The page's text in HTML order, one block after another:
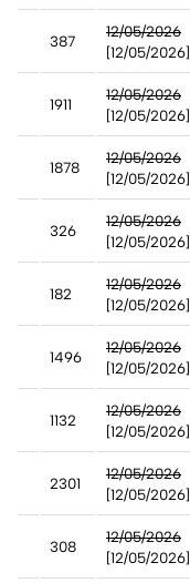
387
12/05/2026
[12/05/2026]
1911
12/05/2026
[12/05/2026]
1878
12/05/2026
[12/05/2026]
326
12/05/2026
[12/05/2026]
182
12/05/2026
[12/05/2026]
1496
12/05/2026
[12/05/2026]
1132
12/05/2026
[12/05/2026]
2301
12/05/2026
[12/05/2026]
308
12/05/2026
[12/05/2026]